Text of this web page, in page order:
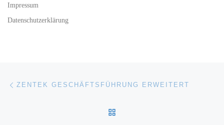
Impressum
Datenschutzerklärung
Beitragsnavigation
ZENTEK GESCHÄFTSFÜHRUNG ERWEITERT